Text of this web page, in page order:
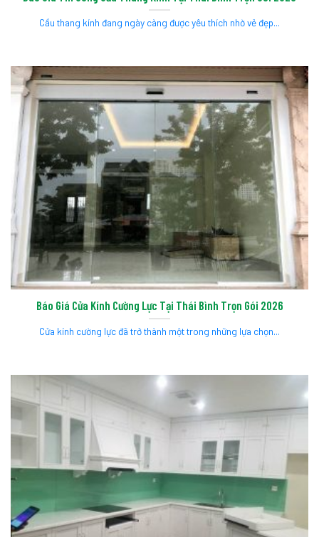
Cầu thang kính đang ngày càng được yêu thích nhờ vẻ đẹp...
Báo Giá Cửa Kính Cường Lực Tại Thái Bình Trọn Gói 2026
Cửa kính cường lực đã trở thành một trong những lựa chọn...